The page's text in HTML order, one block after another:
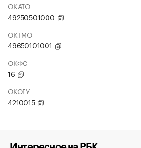
ОКАТО
49250501000
ОКТМО
49650101001
ОКФС
16
ОКОГУ
4210015